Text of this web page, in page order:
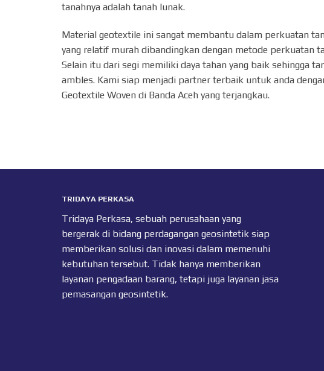
tanahnya adalah tanah lunak.
Material geotextile ini sangat membantu dalam perkuatan
yang relatif murah dibandingkan dengan metode perkuatan
Selain itu dari segi memiliki daya tahan yang baik sehingga
ambles. Kami siap menjadi partner terbaik untuk anda
Geotextile Woven di Banda Aceh yang terjangkau.
TRIDAYA PERKASA
Tridaya Perkasa, sebuah perusahaan yang
bergerak di bidang perdagangan geosintetik siap
memberikan solusi dan inovasi dalam memenuhi
kebutuhan tersebut. Tidak hanya memberikan
layanan pengadaan barang, tetapi juga layanan jasa
pemasangan geosintetik.